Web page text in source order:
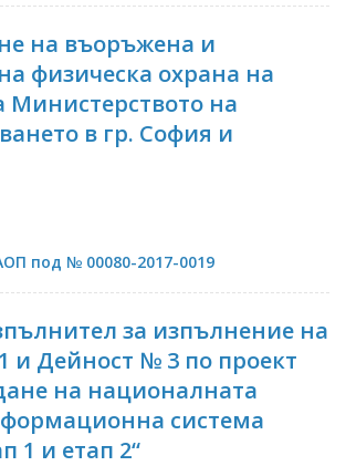
на въоръжена и
физическа охрана на
Министерството на
в гр. София и
под № 00080-2017-0019
за изпълнение на
и Дейност № 3 по проект
на националната
система
1 и етап 2“